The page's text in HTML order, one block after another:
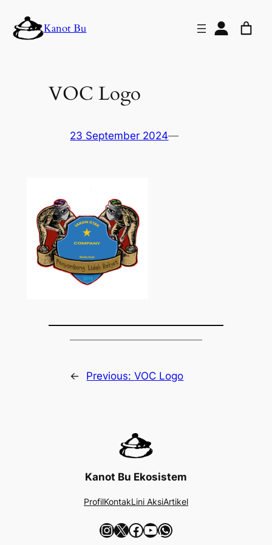
ke
konten
Kanot Bu
VOC Logo
23 September 2024—
← Previous:VOC Logo
Kanot Bu Ekosistem
ProfilKontakLini AksiArtikel
InstagramX Facebook YouTube WhatsApp